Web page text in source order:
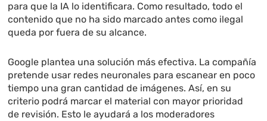
para que la IA lo identificara. Como resultado, todo el
contenido que no ha sido marcado antes como ilegal
queda por fuera de su alcance.
Google plantea una solución más efectiva. La compañía
pretende usar redes neuronales para escanear en poco
tiempo una gran cantidad de imágenes. Así, en su
criterio podrá marcar el material con mayor prioridad
de revisión. Esto le ayudará a los moderadores